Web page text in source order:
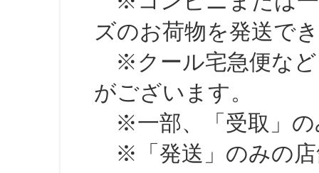
ズのお荷物を発送で
※クール宅急便など
がございます。
※一部、「受取」の
※「発送」のみの店